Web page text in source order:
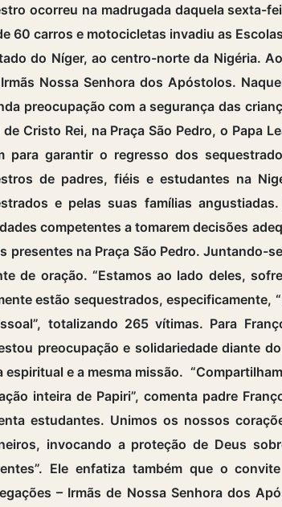
ocorreu na madrugada daquela sexta-
60 carros e motocicletas invadiu as
do Níger, ao centro-norte da Nigéria.
Nossa Senhora dos Apóstolos.
preocupação com a segurança das
de Cristo Rei, na Praça São Pedro, o Papa
para garantir o regresso dos
de padres, fiéis e estudantes na
e pelas suas famílias
competentes a tomarem decisões
presentes na Praça São Pedro. Juntando-
de oração. “Estamos ao lado deles,
estão sequestrados, especificamente,
totalizando 265 vítimas. Para
preocupação e solidariedade diante
espiritual e a mesma missão.
inteira de Papiri”, comenta padre
estudantes. Unimos os nossos
invocando a proteção de Deus
Ele enfatiza também que o
– Irmãs de Nossa Senhora dos